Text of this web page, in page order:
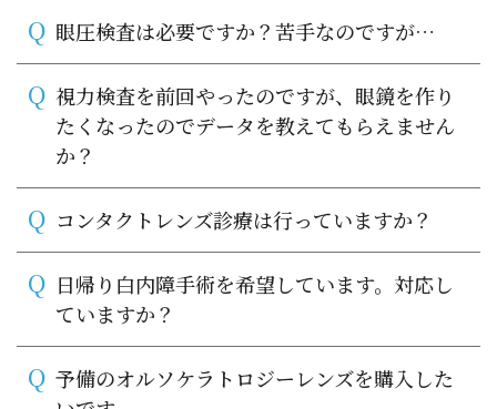
Q 眼圧検査は必要ですか？苦手なのですが…
Q 視力検査を前回やったのですが、眼鏡を作り
たくなったのでデータを教えてもらえません
か？
Q コンタクトレンズ診療は行っていますか？
Q 日帰り白内障手術を希望しています。対応し
ていますか？
Q 予備のオルソケラトロジーレンズを購入した